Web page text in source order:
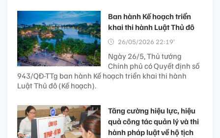
Ban hành Kế hoạch triển
khai thi hành Luật Thủ đô
26/05/2026 22:19’
Ngày 26/5, Thủ tướng
Chính phủ có Quyết định số
943/QĐ-TTg ban hành Kế hoạch triển khai thi hành
Luật Thủ đô (Kế hoạch).
Tăng cường hiệu lực, hiệu
quả công tác quản lý và thi
hành pháp luật về hộ tịch